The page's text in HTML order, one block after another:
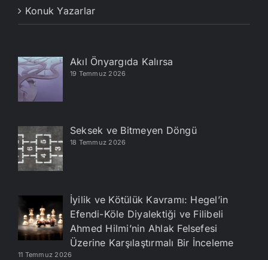
Konuk Yazarlar
Akıl Önyargıda Kalırsa
19 Temmuz 2026
Seksek ve Bitmeyen Döngü
18 Temmuz 2026
İyilik ve Kötülük Kavramı: Hegel’in
Efendi-Köle Diyalektiği ve Filibeli
Ahmed Hilmi’nin Ahlak Felsefesi
Üzerine Karşılaştırmalı Bir İnceleme
11 Temmuz 2026